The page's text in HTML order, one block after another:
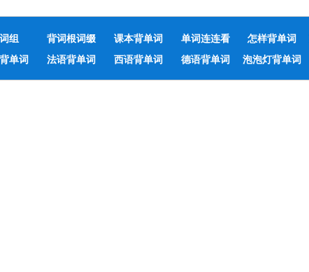
组 背词根词缀 课本背单词 单词连连看 怎样背单词
单词 法语背单词 西语背单词 德语背单词 泡泡灯背单词